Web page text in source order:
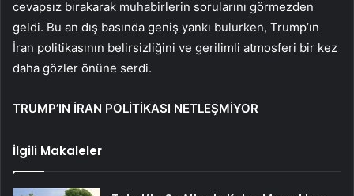
cevapsız bırakarak muhabirlerin sorularını görmezden
geldi. Bu an dış basında geniş yankı bulurken, Trump’ın
İran politikasının belirsizliğini ve gerilimli atmosferi bir kez
daha gözler önüne serdi.
TRUMP’IN İRAN POLİTİKASI NETLEŞMİYOR
İlgili Makaleler